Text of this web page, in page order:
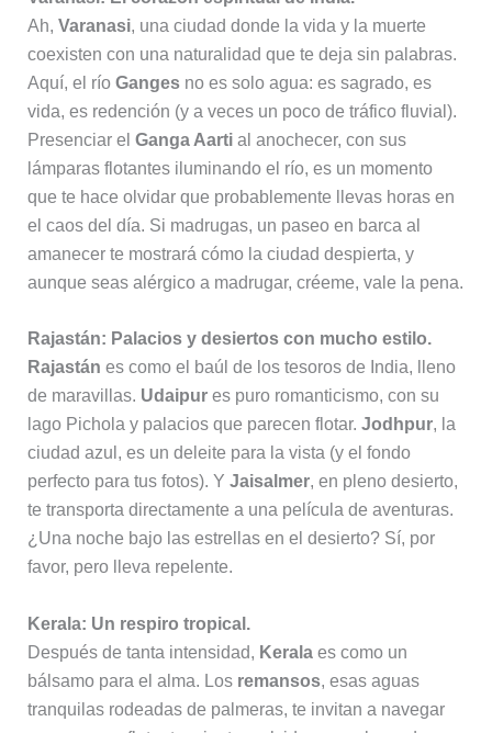
Ah, Varanasi, una ciudad donde la vida y la muerte
coexisten con una naturalidad que te deja sin palabras.
Aquí, el río Gangesno es solo agua: es sagrado, es
vida, es redención (y a veces un poco de tráfico fluvial).
Presenciar el Ganga Aartial anochecer, con sus
lámparas flotantes iluminando el río, es un momento
que te hace olvidar que probablemente llevas horas en
el caos del día. Si madrugas, un paseo en barca al
amanecer te mostrará cómo la ciudad despierta, y
aunque seas alérgico a madrugar, créeme, vale la pena.
Rajastán: Palacios y desiertos con mucho estilo.
Rajastán es como el baúl de los tesoros de India, lleno
de maravillas. Udaipures puro romanticismo, con su
lago Pichola y palacios que parecen flotar. Jodhpur, la
ciudad azul, es un deleite para la vista (y el fondo
perfecto para tus fotos). Y Jaisalmer, en pleno desierto,
te transporta directamente a una película de aventuras.
¿Una noche bajo las estrellas en el desierto? Sí, por
favor, pero lleva repelente.
Kerala: Un respiro tropical.
Después de tanta intensidad, Keralaes como un
bálsamo para el alma. Los remansos, esas aguas
tranquilas rodeadas de palmeras, te invitan a navegar